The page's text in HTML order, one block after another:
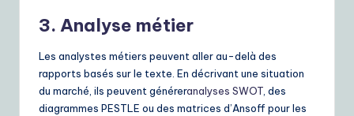
3. Analyse métier
Les analystes métiers peuvent aller au-delà des
rapports basés sur le texte. En décrivant une situation
du marché, ils peuvent généreranalyses SWOT, des
diagrammes PESTLE ou des matrices d’Ansoff pour les